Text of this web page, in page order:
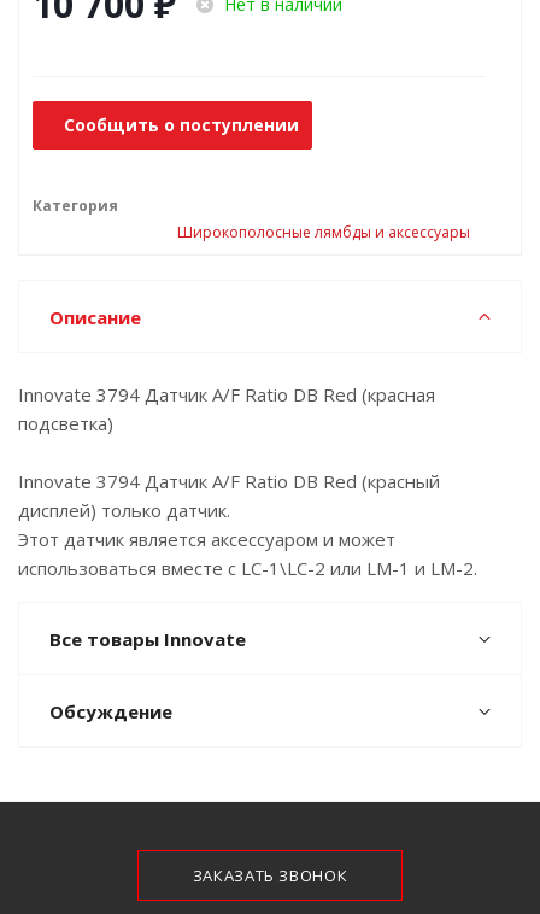
Сообщить о поступлении
Категория
Широкополосные лямбды и аксессуары
Описание
Innovate 3794 Датчик A/F Ratio DB Red (красная
подсветка)
Innovate 3794 Датчик A/F Ratio DB Red (красный
дисплей) только датчик.
Этот датчик является аксессуаром и может
использоваться вместе с LC-1\LC-2 или LM-1 и LM-2.
Все товары Innovate
Обсуждение
ЗАКАЗАТЬ ЗВОНОК